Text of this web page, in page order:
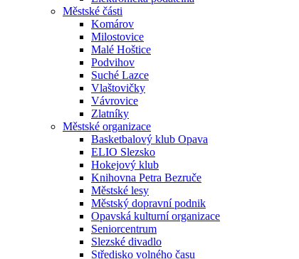
Městské části
Komárov
Milostovice
Malé Hoštice
Podvihov
Suché Lazce
Vlaštovičky
Vávrovice
Zlatníky
Městské organizace
Basketbalový klub Opava
ELIO Slezsko
Hokejový klub
Knihovna Petra Bezruče
Městské lesy
Městský dopravní podnik
Opavská kulturní organizace
Seniorcentrum
Slezské divadlo
Středisko volného času